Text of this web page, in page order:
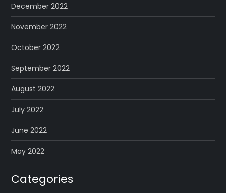
December 2022
November 2022
October 2022
September 2022
August 2022
July 2022
June 2022
May 2022
Categories